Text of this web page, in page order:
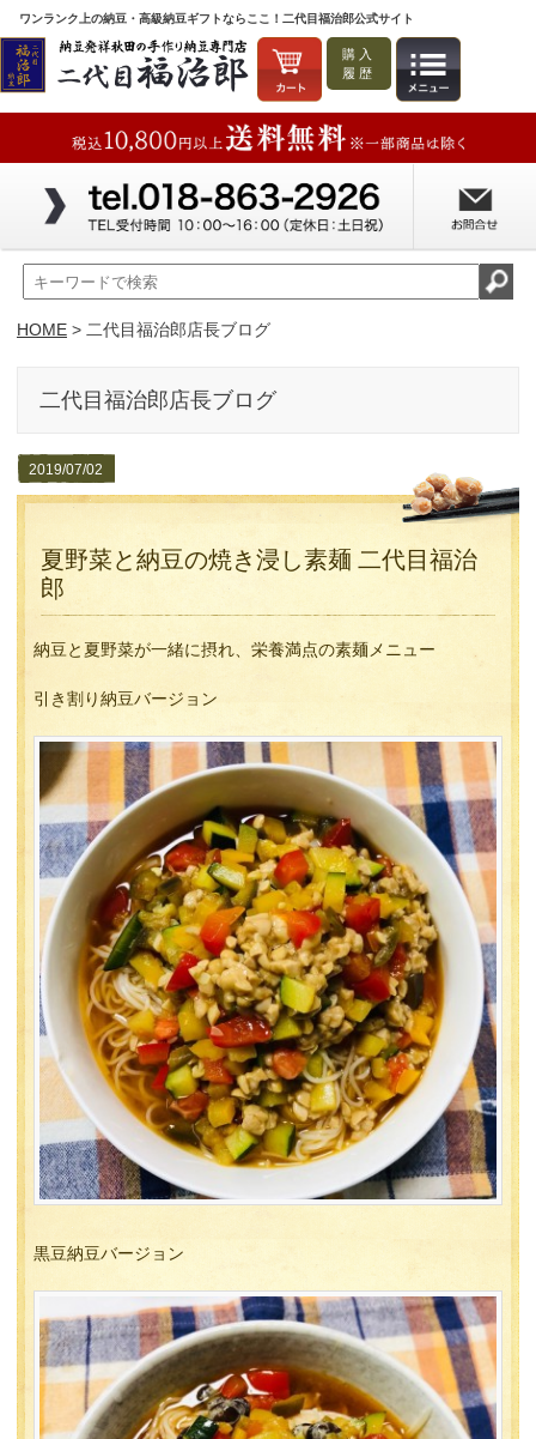
ワンランク上の納豆・高級納豆ギフトならここ！二代目福治郎公式サイト
購入
履歴
HOME > 二代目福治郎店長ブログ
二代目福治郎店長ブログ
2019/07/02
夏野菜と納豆の焼き浸し素麺 二代目福治
郎
納豆と夏野菜が一緒に摂れ、栄養満点の素麺メニュー
引き割り納豆バージョン
黒豆納豆バージョン